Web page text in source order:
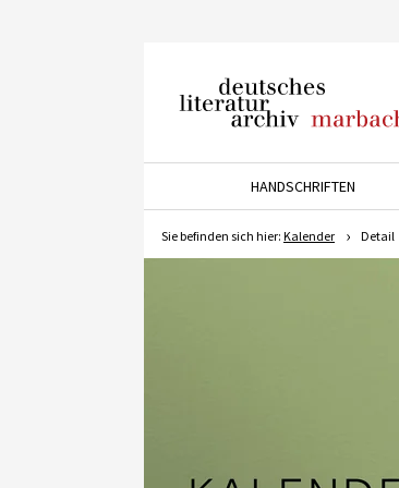
Marbach
HANDSCHRIFTEN
Sie befinden sich hier: Kalender Detail